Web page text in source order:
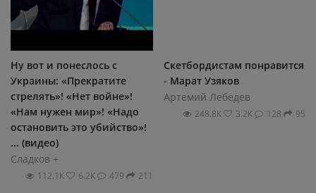
Ну вот и понеслось с
Украины: «Прекратите
стрелять»! «Нет войне»!
«Нам нужен мир»! «Надо
остановить это убийство»!
... (видео)
Сладков +
112.1К 6.2К 479 211
Скетбордистам понравится
- Марат Узяков
Артемий Лебедев
248.8К 3.2К 128 95